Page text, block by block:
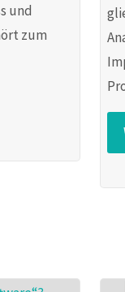
und
zum